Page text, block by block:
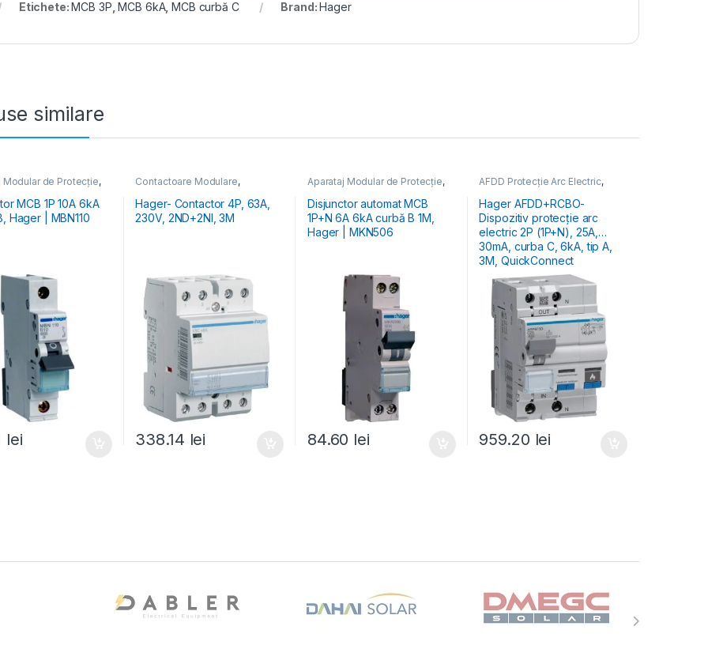
Etichete:MCB 3P,MCB 6kA,MCB curbă C Brand:Hager
similare
Modular de Protecție,
Energiei
Automate
MCB 1P 10A 6kA
Hager | MBN110
lei
Contactoare Modulare,
Hager- Contactor 4P, 63A,
230V, 2ND+2NI, 3M
338.14 lei
Aparataj Modular de Protecție,
Distribuția Energiei
Întrerupătoare Automate
Disjunctor automat MCB
1P+N 6A 6kA curbă B 1M,
Hager | MKN506
84.60 lei
AFDD Protecție Arc Electric,
Aparataj Modular de Protecție
Distribuția Energiei
Hager AFDD+RCBO-
Dispozitiv protecție arc
electric 2P (1P+N), 25A,
30mA, curba C, 6kA, tip A,
3M, QuickConnect
959.20 lei